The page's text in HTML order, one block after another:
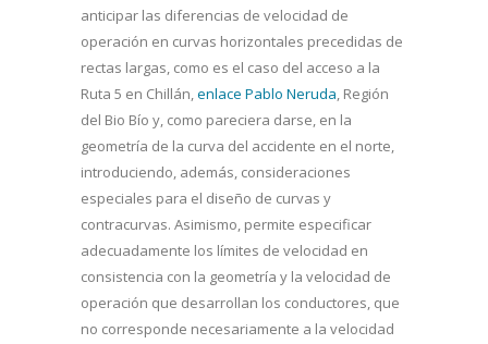
anticipar las diferencias de velocidad de
operación en curvas horizontales precedidas de
rectas largas, como es el caso del acceso a la
Ruta 5 en Chillán,enlace Pablo Neruda, Región
del Bio Bío y, como pareciera darse, en la
geometría de la curva del accidente en el norte,
introduciendo, además, consideraciones
especiales para el diseño de curvas y
contracurvas. Asimismo, permite especificar
adecuadamente los límites de velocidad en
consistencia con la geometría y la velocidad de
operación que desarrollan los conductores, que
no corresponde necesariamente a la velocidad